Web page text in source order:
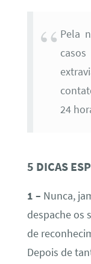
Pela
24
5 DICAS
1 – Nunca,
despache os
de
Depois de